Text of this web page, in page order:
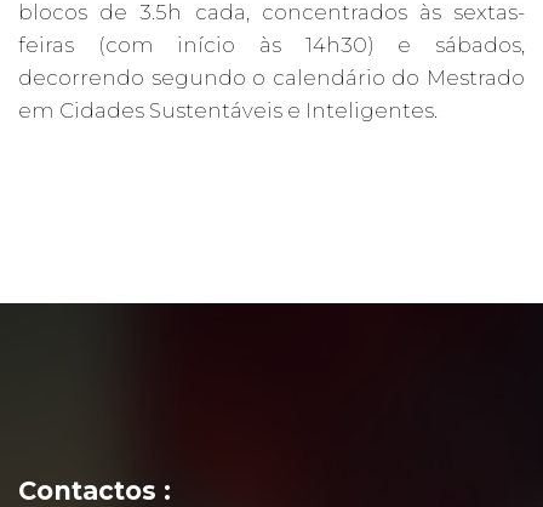
blocos de 3.5h cada, concentrados às sextas-
feiras (com início às 14h30) e sábados,
decorrendo segundo o calendário do Mestrado
em Cidades Sustentáveis e Inteligentes.
Contactos :